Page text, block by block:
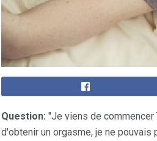
Question: "Je viens de
d'obtenir un orgasme, je ne pouvais